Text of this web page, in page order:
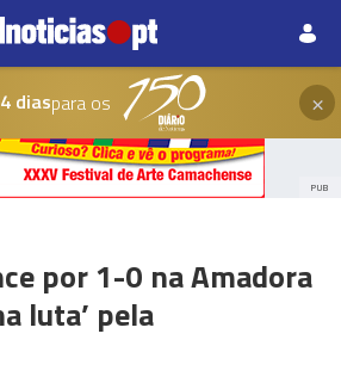
diaspara os ×
PUB
por 1-0 na Amadora
luta’ pela